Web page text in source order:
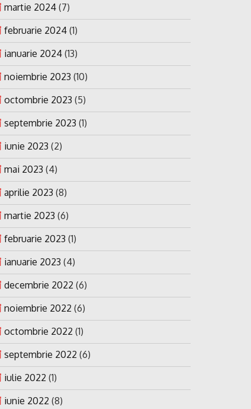
martie 2024 (7)
februarie 2024 (1)
ianuarie 2024 (13)
noiembrie 2023 (10)
octombrie 2023 (5)
septembrie 2023 (1)
iunie 2023 (2)
mai 2023 (4)
aprilie 2023 (8)
martie 2023 (6)
februarie 2023 (1)
ianuarie 2023 (4)
decembrie 2022 (6)
noiembrie 2022 (6)
octombrie 2022 (1)
septembrie 2022 (6)
iulie 2022 (1)
iunie 2022 (8)